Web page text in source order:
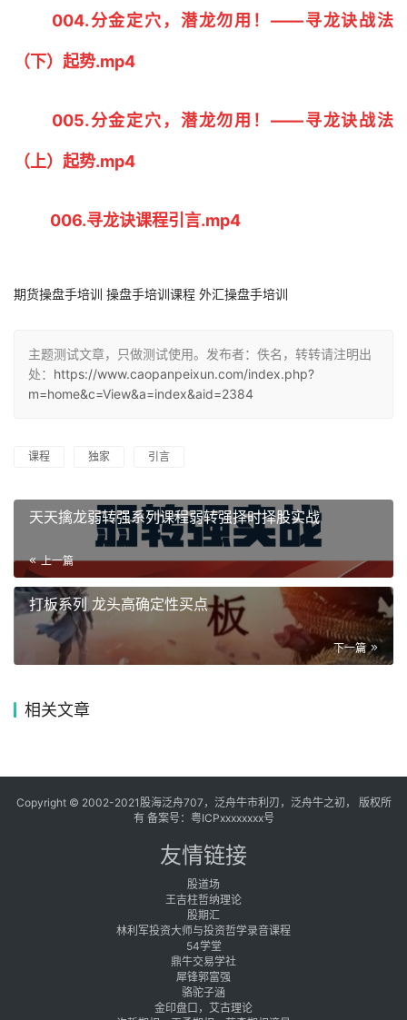
004.分金定穴，潜龙勿用！——寻龙诀战法
（下）起势.mp4
005.分金定穴，潜龙勿用！——寻龙诀战法
（上）起势.mp4
006.寻龙诀课程引言.mp4
期货操盘手培训 操盘手培训课程 外汇操盘手培训
主题测试文章，只做测试使用。发布者：佚名，转转请注明出
处： https://www.caopanpeixun.com/index.php?
m=home&c=View&a=index&aid=2384
课程 独家 引言
天天擒龙弱转强系列课程弱转强择时择股实战
上一篇
打板系列 龙头高确定性买点
下一篇
相关文章
Copyright © 2002-2021股海泛舟707，泛舟牛市利刃，泛舟牛之初， 版权所
有 备案号： 粤ICPxxxxxxxx号
友情链接
股道场
王吉柱哲纳理论
股期汇
林利军投资大师与投资哲学录音课程
54学堂
鼎牛交易学社
犀锋郭富强
骆驼子涵
金印盘口，艾古理论